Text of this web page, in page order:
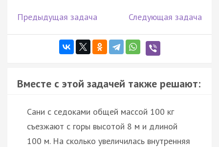
Предыдущая задача Следующая задача
Вместе с этой задачей также решают:
Сани с седоками общей массой 100 кг
съезжают с горы высотой 8 м и длиной
100 м. На сколько увеличилась внутренняя